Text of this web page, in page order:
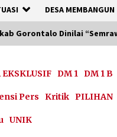
DESA MEMBANGUN
Gorontalo Dinilai
EKSKLUSIF DM 1 DM 1 B
Pers Kritik PILIHAN
UNIK